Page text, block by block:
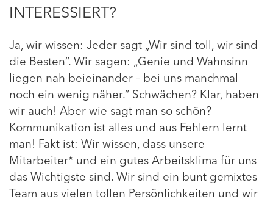
INTERESSIERT?
Ja, wir wissen: Jeder sagt „Wir sind toll, wir sind
die Besten“. Wir sagen: „Genie und Wahnsinn
liegen nah beieinander – bei uns manchmal
noch ein wenig näher.“ Schwächen? Klar, haben
wir auch! Aber wie sagt man so schön?
Kommunikation ist alles und aus Fehlern lernt
man! Fakt ist: Wir wissen, dass unsere
Mitarbeiter* und ein gutes Arbeitsklima für uns
das Wichtigste sind. Wir sind ein bunt gemixtes
Team aus vielen tollen Persönlichkeiten und wir